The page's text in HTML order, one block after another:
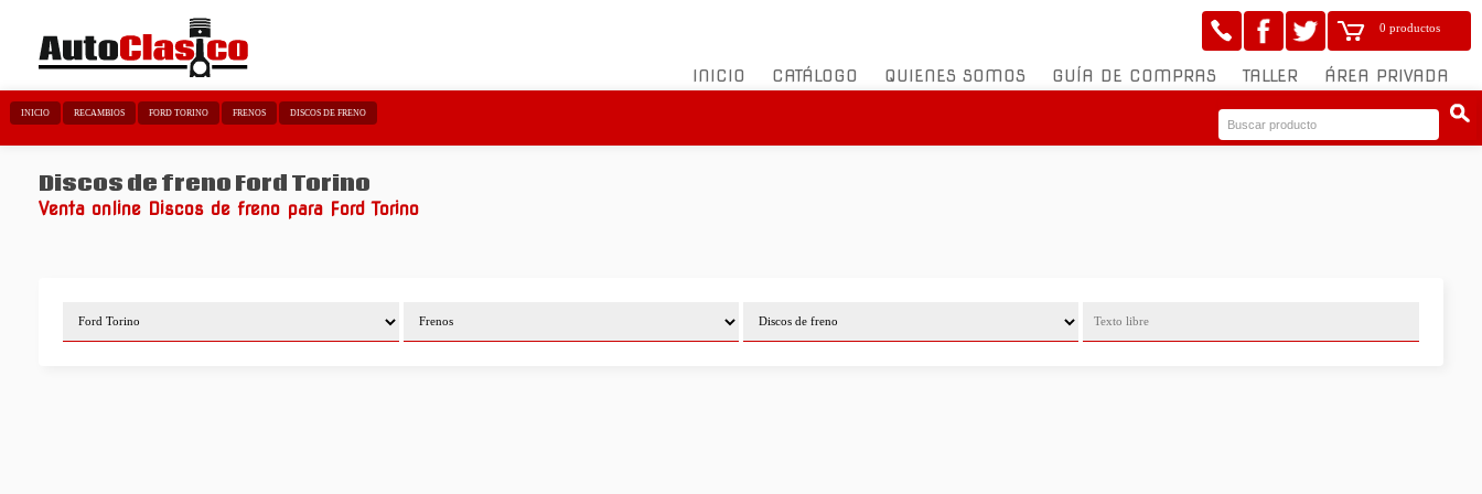
0 productos
INICIO CATÁLOGO QUIENES SOMOS GUÍA DE COMPRAS TALLER ÁREA PRIVADA
INICIO RECAMBIOS FORD TORINO FRENOS DISCOS DE FRENO
Discos de freno Ford Torino
Venta online Discos de freno para Ford Torino